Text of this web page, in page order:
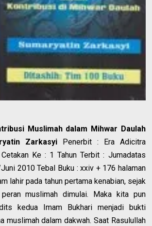
Muslimah dalam Mihwar Daulah
Zarkasyi Penerbit : Era Adicitra
Ke : 1 Tahun Terbit : Jumadatas
2010 Tebal Buku : xxiv + 176 halaman
lahir pada tahun pertama kenabian, sejak
muslimah dimulai. Maka kita pun
kedua Imam Bukhari menjadi bukti
muslimah dalam dakwah. Saat Rasulullah